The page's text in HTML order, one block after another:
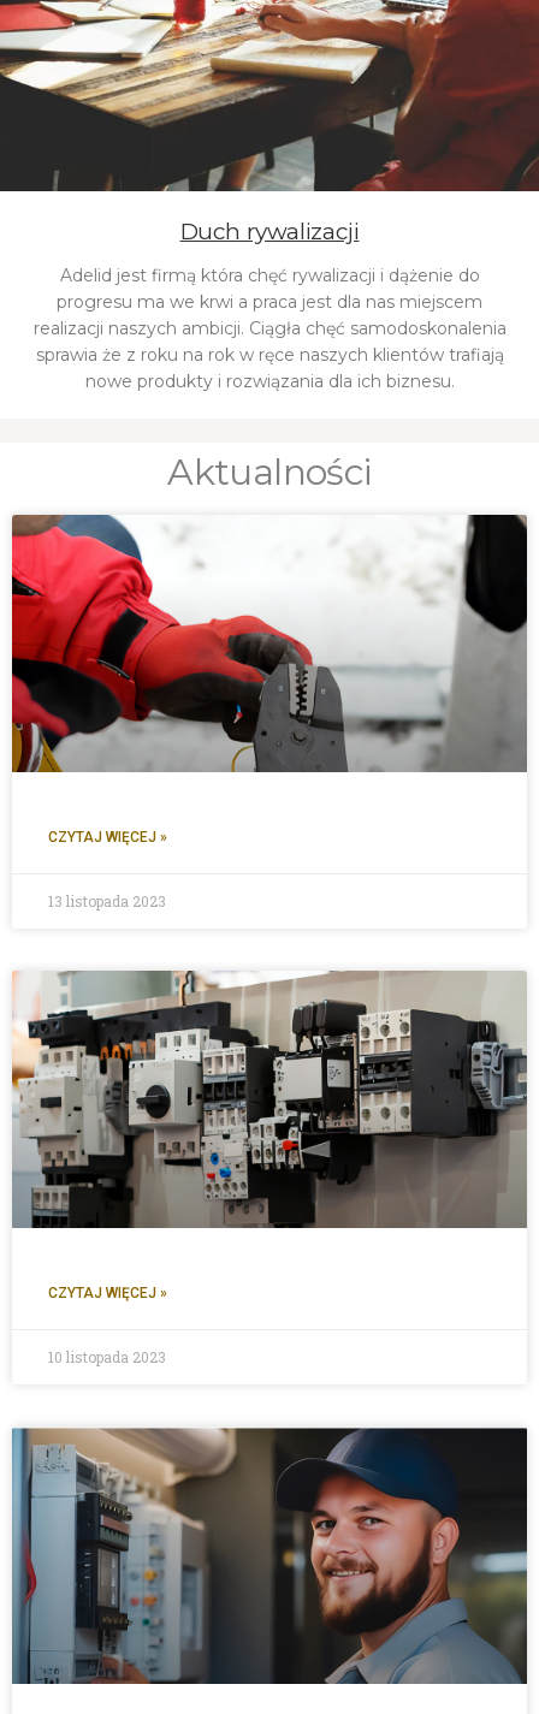
Duch rywalizacji
Adelid jest firmą która chęć rywalizacji i dążenie do
progresu ma we krwi a praca jest dla nas miejscem
realizacji naszych ambicji. Ciągła chęć samodoskonalenia
sprawia że z roku na rok w ręce naszych klientów trafiają
nowe produkty i rozwiązania dla ich biznesu.
Aktualności
CZYTAJ WIĘCEJ »
13 listopada 2023
CZYTAJ WIĘCEJ »
10 listopada 2023